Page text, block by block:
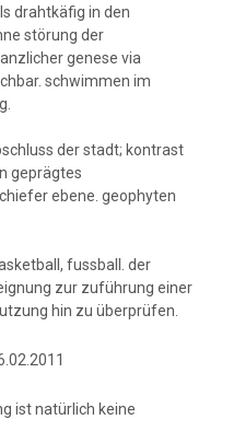
drahtkäfig in den
störung der
genese via
schwimmen im
der stadt; kontrast
geprägtes
ebene. geophyten
fussball. der
zur zuführung einer
hin zu überprüfen.
ist natürlich keine